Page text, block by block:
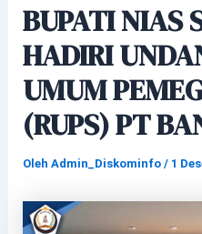
BUPATI NIAS
HADIRI
UMUM
(RUPS) PT
Oleh Admin_Diskominfo / 1